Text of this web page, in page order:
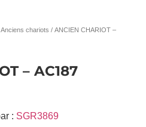
Anciens chariots / ANCIEN CHARIOT –
– AC187
: SGR3869